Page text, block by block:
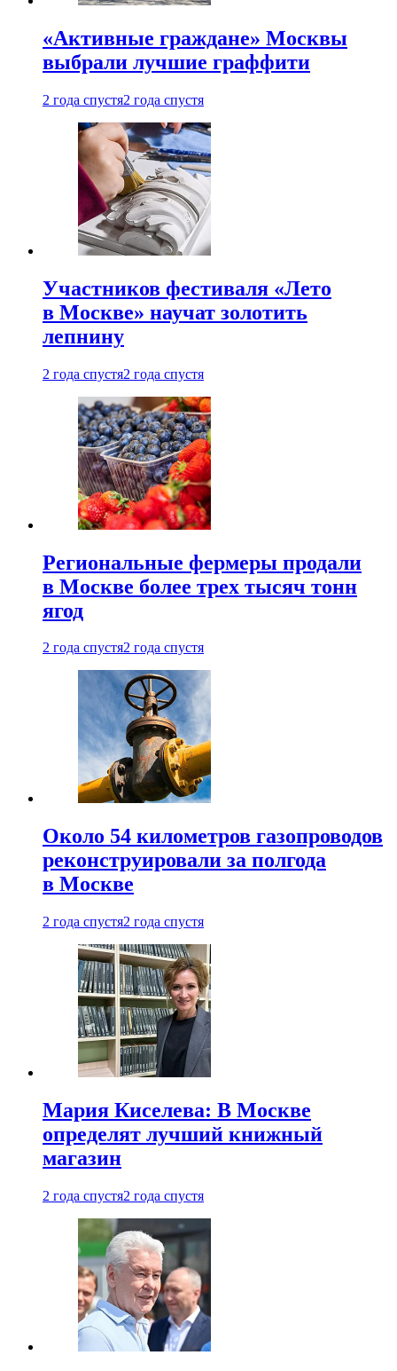
«Активные граждане» Москвы
выбрали лучшие граффити
2 года спустя2 года спустя
Участников фестиваля «Лето
в Москве» научат золотить
лепнину
2 года спустя2 года спустя
Региональные фермеры продали
в Москве более трех тысяч тонн
ягод
2 года спустя2 года спустя
Около 54 километров газопроводов
реконструировали за полгода
в Москве
2 года спустя2 года спустя
Мария Киселева: В Москве
определят лучший книжный
магазин
2 года спустя2 года спустя